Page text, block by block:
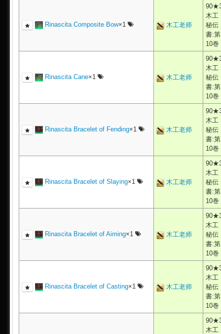
Rinascita Composite Bow×1 木工老师
木工
秘伝
書:第
10巻
Rinascita Cane×1 木工老师
木工
秘伝
書:第
10巻
Rinascita Bracelet of Fending×1 木工老师
木工
秘伝
書:第
10巻
Rinascita Bracelet of Slaying×1 木工老师
木工
秘伝
書:第
10巻
Rinascita Bracelet of Aiming×1 木工老师
木工
秘伝
書:第
10巻
Rinascita Bracelet of Casting×1 木工老师
木工
秘伝
書:第
10巻
木工